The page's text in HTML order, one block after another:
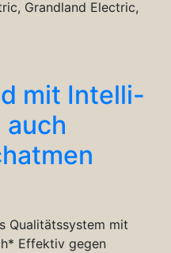
Grandland Electric,
mit Intelli-
auch
Qualitätssystem mit
Effektiv gegen